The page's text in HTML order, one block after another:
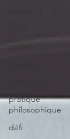
plaisir
pratique
philosophique
défi